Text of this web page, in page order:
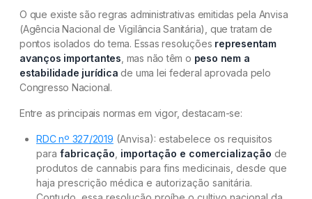
O que existe são regras administrativas emitidas pela Anvisa
(Agência Nacional de Vigilância Sanitária), que tratam de
pontos isolados do tema. Essas resoluções representam
avanços importantes , mas não têm o peso nem a
estabilidade jurídica de uma lei federal aprovada pelo
Congresso Nacional.
Entre as principais normas em vigor, destacam-se:
RDC nº 327/2019 (Anvisa): estabelece os requisitos
para fabricação importação e comercialização de
produtos de cannabis para fins medicinais, desde que
haja prescrição médica e autorização sanitária.